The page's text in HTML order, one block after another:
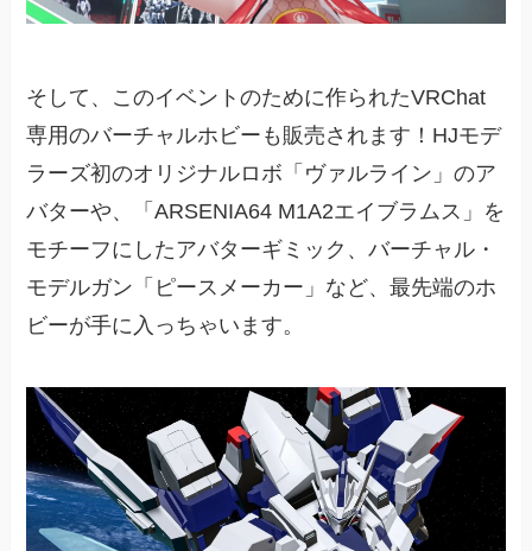
そして、このイベントのために作られたVRChat
専用のバーチャルホビーも販売されます！HJモデ
ラーズ初のオリジナルロボ「ヴァルライン」のア
バターや、「ARSENIA64 M1A2エイブラムス」を
モチーフにしたアバターギミック、バーチャル・
モデルガン「ピースメーカー」など、最先端のホ
ビーが手に入っちゃいます。